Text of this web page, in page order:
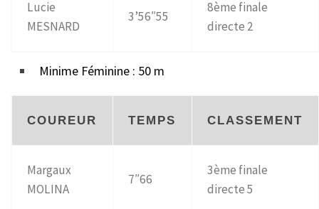
Lucie
MESNARD
3’56″55
8ème finale
directe 2
Minime Féminine : 50 m
COUREUR TEMPS CLASSEMENT
Margaux
MOLINA
7″66
3ème finale
directe 5